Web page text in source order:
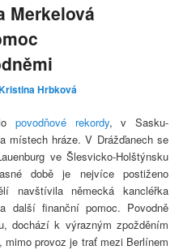
Merkelová
Hrbková
povodňové rekordy, v Sasku-
místech hráze. V Drážďanech se
ve Šlesvicko-Holštýnsku
době je nejvíce postiženo
navštívila německá kancléřka
další finanční pomoc. Povodně
dochází k výrazným zpožděním
provoz je trať mezi Berlínem